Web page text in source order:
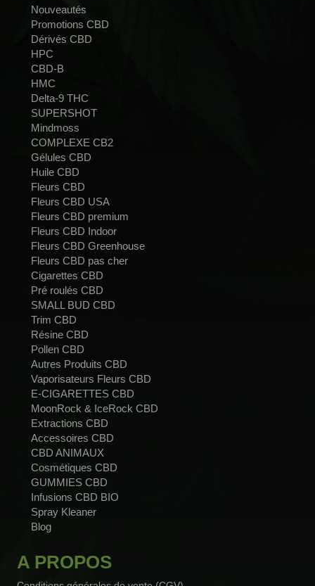
Nouveautés
Promotions CBD
Dérivés CBD
HPC
CBD-B
HMC
Delta-9 THC
SUPERSHOT
Mindmoss
COMPLEXE CB2
Gélules CBD
Huile CBD
Fleurs CBD
Fleurs CBD USA
Fleurs CBD premium
Fleurs CBD Indoor
Fleurs CBD Greenhouse
Fleurs CBD pas cher
Cigarettes CBD
Pré roulés CBD
SMALL BUD CBD
Trim CBD
Résine CBD
Pollen CBD
Autres Produits CBD
Vaporisateurs Fleurs CBD
E-CIGARETTES CBD
MoonRock & IceRock CBD
Extractions CBD
Accessoires CBD
CBD ANIMAUX
Cosmétiques CBD
GUMMIES CBD
Infusions CBD BIO
Spray Kleaner
Blog
A PROPOS